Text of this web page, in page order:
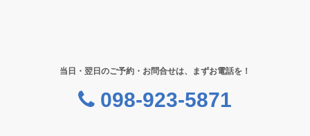
当日・翌日のご予約・お問合せは、まずお電話を！
098-923-5871